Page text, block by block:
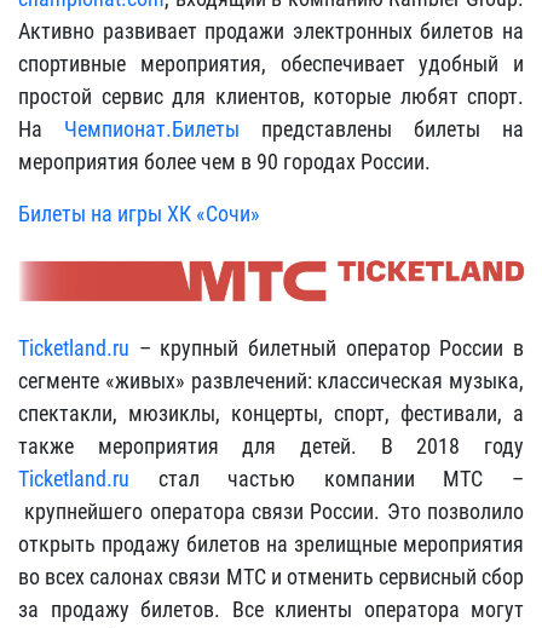
Активно развивает продажи электронных билетов на
спортивные мероприятия, обеспечивает удобный и
простой сервис для клиентов, которые любят спорт.
На Чемпионат.Билеты представлены билеты на
мероприятия более чем в 90 городах России.
Билеты на игры ХК «Сочи»
Ticketland.ru – крупный билетный оператор России в
сегменте «живых» развлечений: классическая музыка,
спектакли, мюзиклы, концерты, спорт, фестивали, а
также мероприятия для детей. В 2018 году
Ticketland.ru стал частью компании МТС –
крупнейшего оператора связи России. Это позволило
открыть продажу билетов на зрелищные мероприятия
во всех салонах связи МТС и отменить сервисный сбор
за продажу билетов. Все клиенты оператора могут